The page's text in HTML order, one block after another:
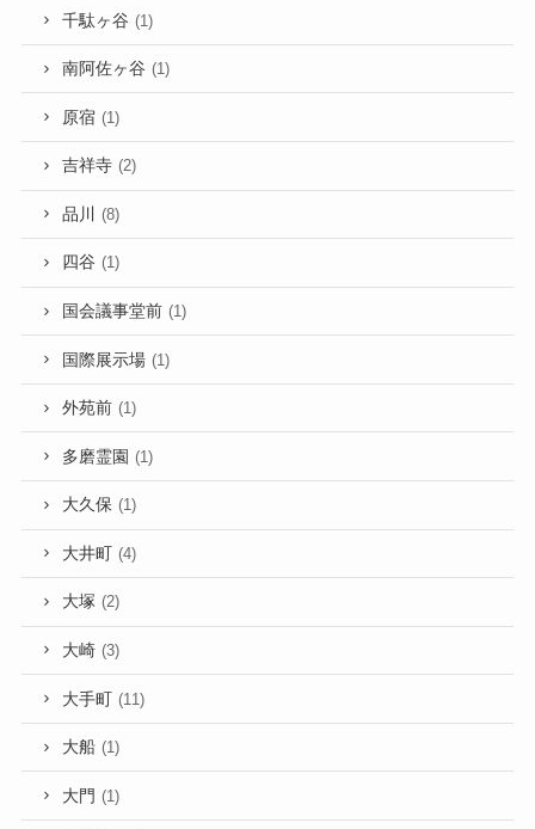
千駄ヶ谷 (1)
南阿佐ヶ谷 (1)
原宿 (1)
吉祥寺 (2)
品川 (8)
四谷 (1)
国会議事堂前 (1)
国際展示場 (1)
外苑前 (1)
多磨霊園 (1)
大久保 (1)
大井町 (4)
大塚 (2)
大崎 (3)
大手町 (11)
大船 (1)
大門 (1)